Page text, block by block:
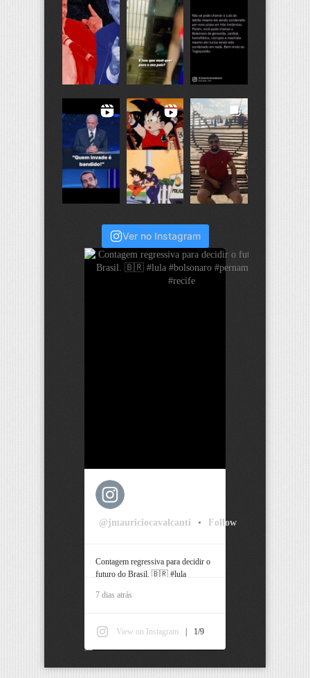
Ver no Instagram
@jmauriciocavalcanti • Follow
Contagem regressiva para decidir o
futuro do Brasil. 🇧🇷 #lula
7 dias atrás
View on Instagram | 1/9